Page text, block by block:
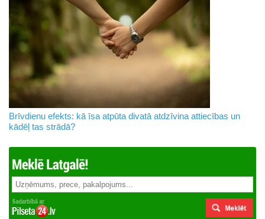
Brīvdienu efekts: kā īsa atpūta divatā atdzīvina attiecības un
kādēļ tas strādā?